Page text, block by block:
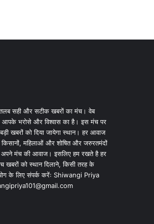
सही और सटीक खबरों का मंच। वेब
आपके भरोसे और विश्वास का है। इस मंच पर
खबरों को दिया जायेगा स्थान। हर आवाज
महिलाओं और शोषित और जरुरतमंदों
अपने मंच की आवाज। इसलिए हम रखते है हर
को स्थान दिलाने, किसी तरह के
के लिए संपर्क करेंः Shiwangi Priya